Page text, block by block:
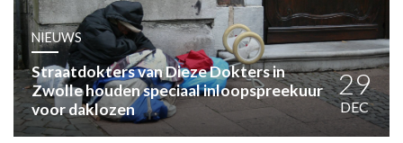
NIEUWS
Straatdokters van Dieze Dokters in
Zwolle houden speciaal inloopspreekuur
voor daklozen
29
DEC